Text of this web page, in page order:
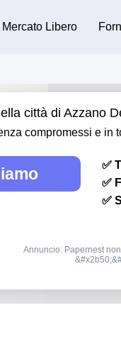
Mercato Libero
città di Azzano
compromessi e in
✅
✅
✅
Annuncio: Papernest